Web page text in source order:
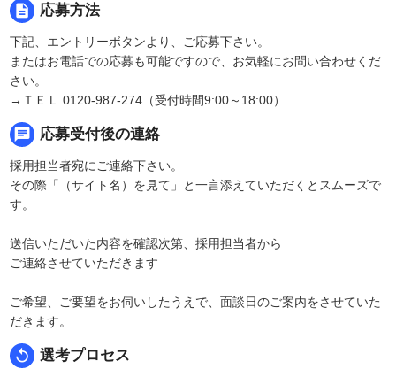
description 応募方法
下記、エントリーボタンより、ご応募下さい。
またはお電話での応募も可能ですので、お気軽にお問い合わせくだ
さい。
→ＴＥＬ 0120-987-274（受付時間9:00～18:00）
chat 応募受付後の連絡
採用担当者宛にご連絡下さい。
その際「（サイト名）を見て」と一言添えていただくとスムーズで
す。
送信いただいた内容を確認次第、採用担当者から
ご連絡させていただきます
ご希望、ご要望をお伺いしたうえで、面談日のご案内をさせていた
だきます。
replay 選考プロセス